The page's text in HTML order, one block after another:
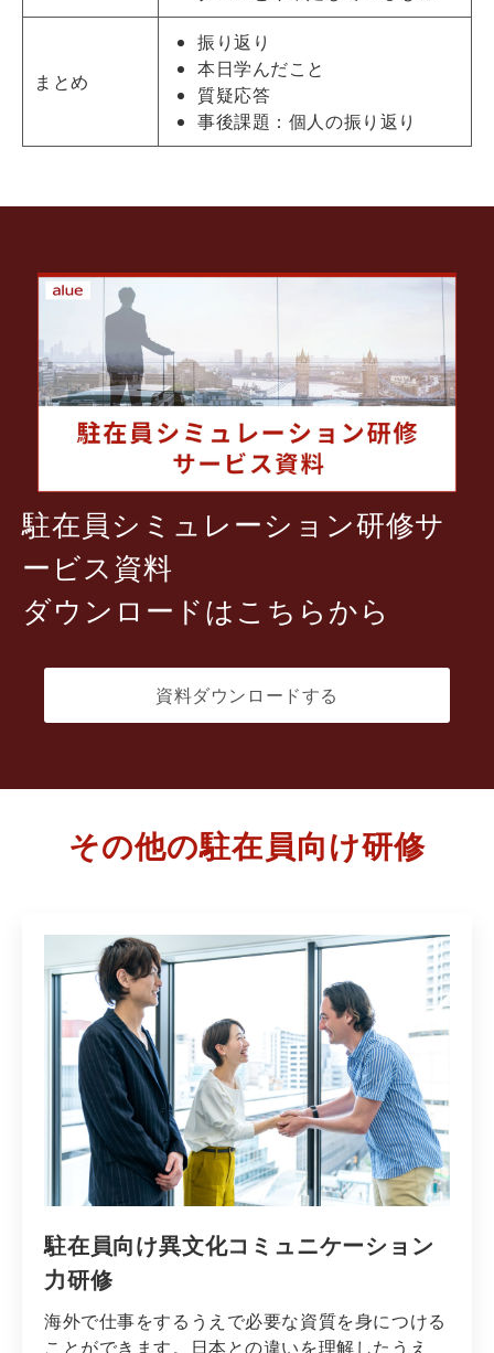
まとめ
振り返り
本日学んだこと
質疑応答
事後課題：個人の振り返り
駐在員シミュレーション研修サ
ービス資料
ダウンロードはこちらから
資料ダウンロードする
その他の駐在員向け研修
駐在員向け異文化コミュニケーション
力研修
海外で仕事をするうえで必要な資質を身につける
ことができます。日本との違いを理解したうえ